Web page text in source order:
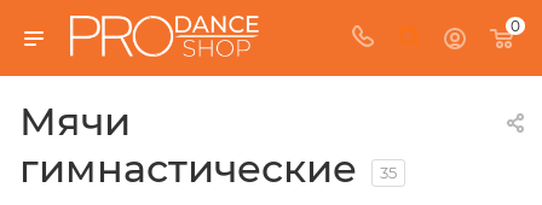
0
Мячи
гимнастические
35